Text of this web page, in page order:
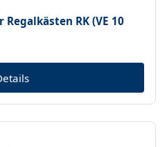
Regalkästen RK (VE 10